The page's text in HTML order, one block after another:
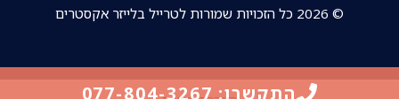
© 2026 כל הזכויות שמורות לטרייל בלייזר אקסטרים
התקשרו: 077-804-3267